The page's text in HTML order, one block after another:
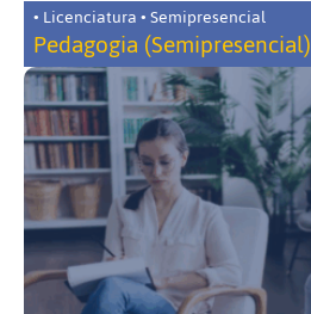
• Licenciatura • Semipresencial
Pedagogia (Semipresencial)